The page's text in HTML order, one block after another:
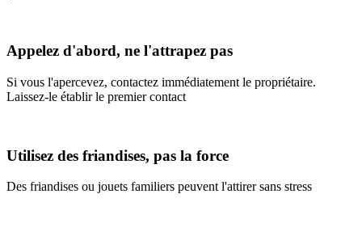
Appelez d'abord, ne l'attrapez pas
Si vous l'apercevez, contactez immédiatement le propriétaire.
Laissez-le établir le premier contact
Utilisez des friandises, pas la force
Des friandises ou jouets familiers peuvent l'attirer sans stress